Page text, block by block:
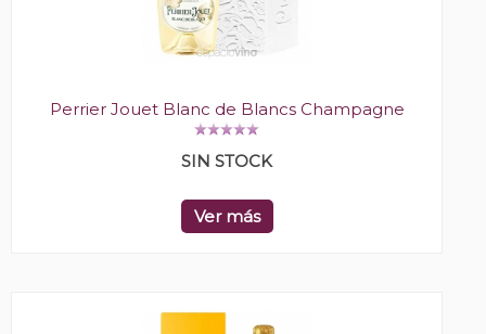
Perrier Jouet Blanc de Blancs Champagne
SIN STOCK
Ver más